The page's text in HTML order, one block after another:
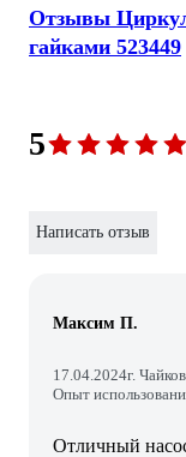
Отзывы
гайками 523449
5
Написать отзыв
Максим П.
17.04.2024г.
Опыт
Отличный